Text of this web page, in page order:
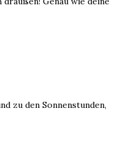
zu den Sonnenstunden,